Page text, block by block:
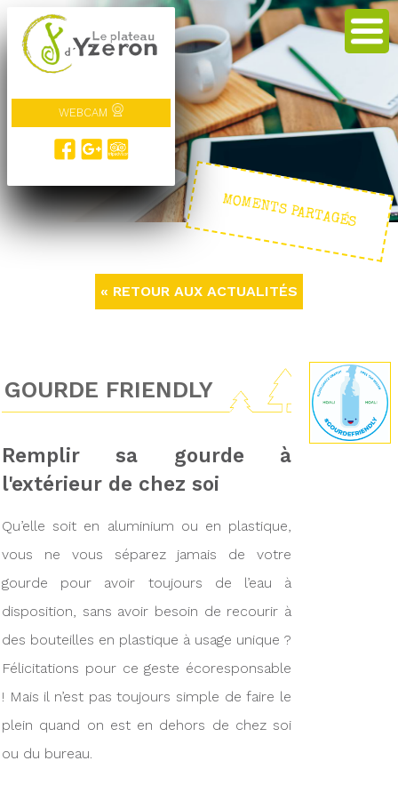
WEBCAM
MOMENTS PARTAGÉS
« RETOUR AUX ACTUALITÉS
GOURDE FRIENDLY
Remplir sa gourde à
l'extérieur de chez soi
Qu’elle soit en aluminium ou en plastique,
vous ne vous séparez jamais de votre
gourde pour avoir toujours de l’eau à
disposition, sans avoir besoin de recourir à
des bouteilles en plastique à usage unique ?
Félicitations pour ce geste écoresponsable
! Mais il n’est pas toujours simple de faire le
plein quand on est en dehors de chez soi
ou du bureau.